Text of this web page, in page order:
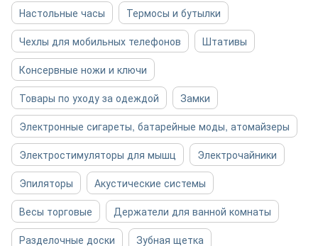
Настольные часы
Термосы и бутылки
Чехлы для мобильных телефонов
Штативы
Консервные ножи и ключи
Товары по уходу за одеждой
Замки
Электронные сигареты, батарейные моды, атомайзеры
Электростимуляторы для мышц
Электрочайники
Эпиляторы
Акустические системы
Весы торговые
Держатели для ванной комнаты
Разделочные доски
Зубная щетка